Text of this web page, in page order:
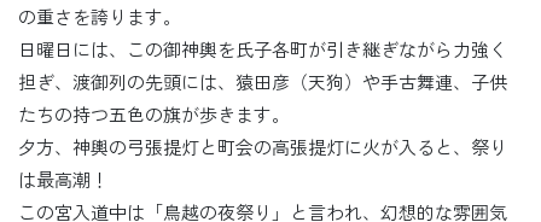
の重さを誇ります。
日曜日には、この御神輿を氏子各町が引き継ぎながら力強く
担ぎ、渡御列の先頭には、猿田彦（天狗）や手古舞連、子供
たちの持つ五色の旗が歩きます。
夕方、神輿の弓張提灯と町会の高張提灯に火が入ると、祭り
は最高潮！
この宮入道中は「鳥越の夜祭り」と言われ、幻想的な雰囲気